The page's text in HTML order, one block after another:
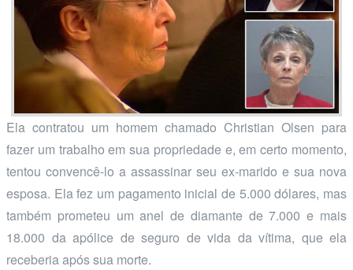
Ela contratou um homem chamado Christian Olsen para
fazer um trabalho em sua propriedade e, em certo momento,
tentou convencê-lo a assassinar seu ex-marido e sua nova
esposa. Ela fez um pagamento inicial de 5.000 dólares, mas
também prometeu um anel de diamante de 7.000 e mais
18.000 da apólice de seguro de vida da vítima, que ela
receberia após sua morte.